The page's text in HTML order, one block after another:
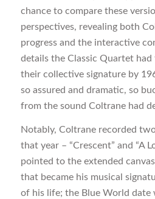
chance to compare these
perspectives, revealing both
progress and the interactive
details the Classic Quartet had
their collective signature by
so assured and dramatic, so
from the sound Coltrane had
Notably, Coltrane recorded
that year – “Crescent” and “A
pointed to the extended
that became his musical
of his life; the Blue World date